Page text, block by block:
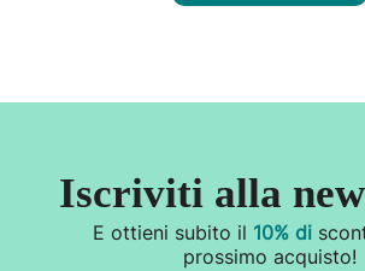
Iscriviti alla
E ottieni subito il 10% di
prossimo acquisto!